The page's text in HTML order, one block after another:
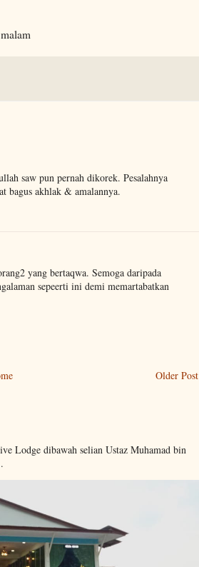
saw pun pernah dikorek. Pesalahnya
bagus akhlak & amalannya.
yang bertaqwa. Semoga daripada
sepeerti ini demi memartabatkan
Older Post
Lodge dibawah selian Ustaz Muhamad bin